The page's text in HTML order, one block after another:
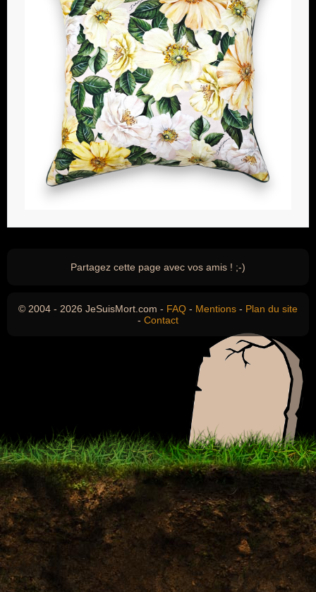
Partagez cette page avec vos amis ! ;-)
© 2004 - 2026 JeSuisMort.com - FAQ - Mentions - Plan du site
- Contact